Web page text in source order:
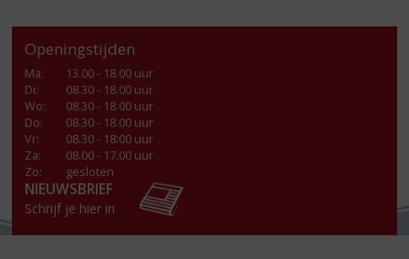
Openingstijden
Ma:
13.00 - 18.00 uur
Di:
08.30 - 18.00 uur
Wo:
08.30 - 18.00 uur
Do:
08.30 - 18.00 uur
Vr:
08.30 - 18:00 uur
Za:
08.00 - 17.00 uur
Zo:
gesloten
NIEUWSBRIEF
Schrijf je hier in